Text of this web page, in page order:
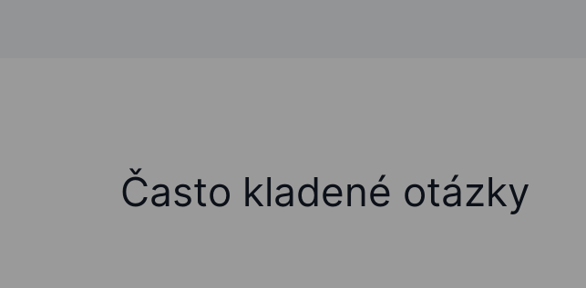
Často kladené otázky